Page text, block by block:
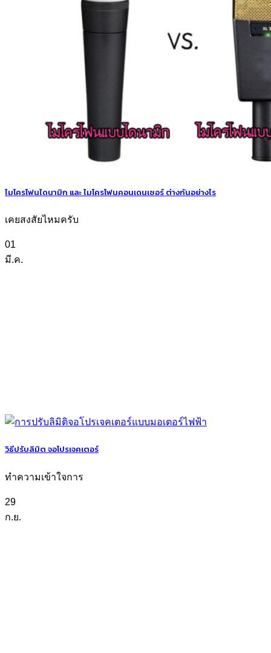
ไมโครโฟนไดนามิก และ ไมโครโฟนคอนเดนเซอร์ ต่างกันอย่างไร
เคยสงสัยไหมครับ
01
มี.ค.
วิธีปรับลิมิต จอโปรเจคเตอร์
ทำความเข้าใจการ
29
ก.ย.